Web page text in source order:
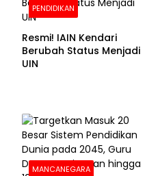
PENDIDIKAN
Resmi! IAIN Kendari
Berubah Status Menjadi
UIN
MANCANEGARA